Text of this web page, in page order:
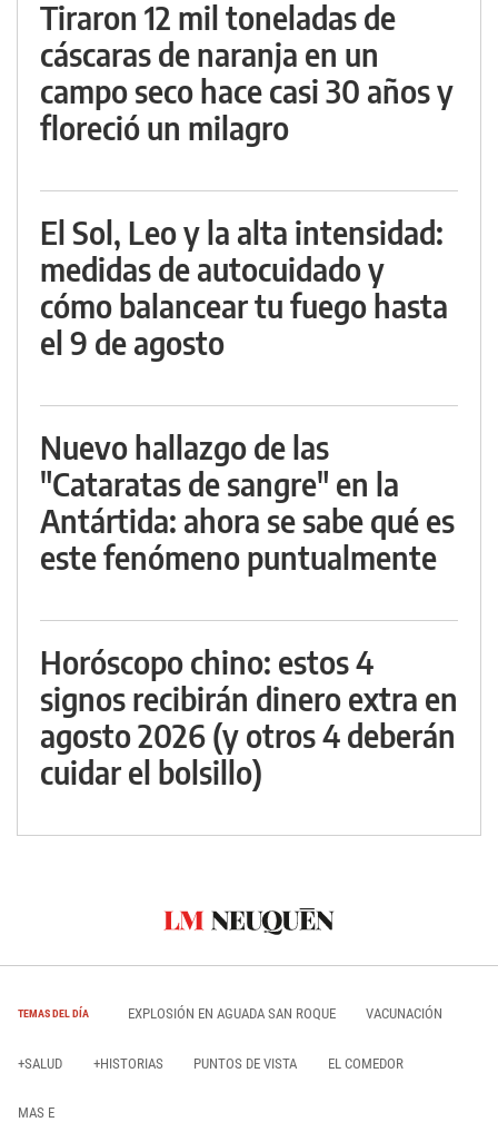
Tiraron 12 mil toneladas de
cáscaras de naranja en un
campo seco hace casi 30 años y
floreció un milagro
El Sol, Leo y la alta intensidad:
medidas de autocuidado y
cómo balancear tu fuego hasta
el 9 de agosto
Nuevo hallazgo de las
"Cataratas de sangre" en la
Antártida: ahora se sabe qué es
este fenómeno puntualmente
Horóscopo chino: estos 4
signos recibirán dinero extra en
agosto 2026 (y otros 4 deberán
cuidar el bolsillo)
TEMAS DEL DÍA EXPLOSIÓN EN AGUADA SAN ROQUE VACUNACIÓN
+SALUD +HISTORIAS PUNTOS DE VISTA EL COMEDOR
MAS E